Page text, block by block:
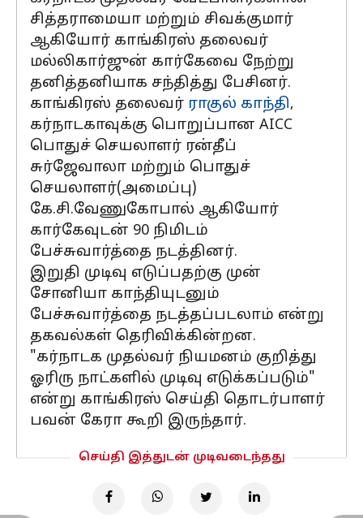
சித்தராமையா மற்றும் சிவக்குமார்
ஆகியோர் காங்கிரஸ் தலைவர்
மல்லிகார்ஜுன் கார்கேவை நேற்று
தனித்தனியாக சந்தித்து பேசினர்.
காங்கிரஸ் தலைவர் ராகுல் காந்தி,
கர்நாடகாவுக்கு பொறுப்பான AICC
பொதுச் செயலாளர் ரன்தீப்
சுர்ஜேவாலா மற்றும் பொதுச்
செயலாளர்(அமைப்பு)
கே.சி.வேணுகோபால் ஆகியோர்
கார்கேவுடன் 90 நிமிடம்
பேச்சுவார்த்தை நடத்தினர்.
இறுதி முடிவு எடுப்பதற்கு முன்
சோனியா காந்தியுடனும்
பேச்சுவார்த்தை நடத்தப்படலாம் என்று
தகவல்கள் தெரிவிக்கின்றன.
"கர்நாடக முதல்வர் நியமனம் குறித்து
ஓரிரு நாட்களில் முடிவு எடுக்கப்படும்"
என்று காங்கிரஸ் செய்தி தொடர்பாளர்
பவன் கேரா கூறி இருந்தார்.
செய்தி இத்துடன் முடிவடைந்தது